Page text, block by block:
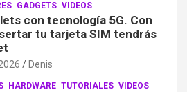
GADGETS VIDEOS
con tecnología 5G. Con
tu tarjeta SIM tendrás
Denis
HARDWARE TUTORIALES VIDEOS